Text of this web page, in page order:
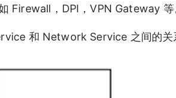
Firewall，DPI，VPN Gateway 等
和 Network Service 之间的关